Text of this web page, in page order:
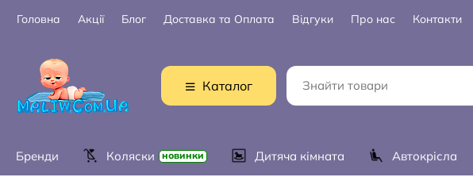
Головна Акції Блог Доставка та Оплата Відгуки Про нас Контакти
Каталог
Бренди Коляски новинки Дитяча кімната Автокрісла